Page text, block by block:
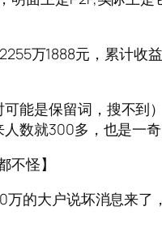
万1888元，累计收
能是保留词，搜不
数就300多，也是一奇
怪】
的大户说坏消息来